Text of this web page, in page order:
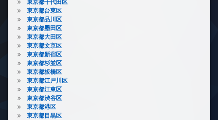
東京都千代田区
東京都台東区
東京都品川区
東京都墨田区
東京都大田区
東京都文京区
東京都新宿区
東京都杉並区
東京都板橋区
東京都江戸川区
東京都江東区
東京都渋谷区
東京都港区
東京都目黒区